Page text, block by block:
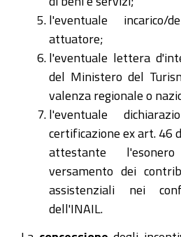
l'eventuale incarico/
attuatore;
l'eventuale lettera
del Ministero del
valenza regionale o
l'eventuale
certificazione ex art. 46
attestante
versamento dei
assistenziali nei
dell'INAIL.